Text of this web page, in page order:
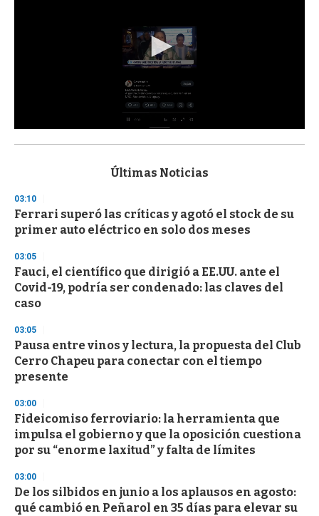
s
d
s
o
f
3
s
e
c
o
d
s
Últimas Noticias
03:10
Ferrari superó las críticas y agotó el stock de su
primer auto eléctrico en solo dos meses
03:05
Fauci, el científico que dirigió a EE.UU. ante el
Covid-19, podría ser condenado: las claves del
caso
03:05
Pausa entre vinos y lectura, la propuesta del Club
Cerro Chapeu para conectar con el tiempo
presente
03:00
Fideicomiso ferroviario: la herramienta que
impulsa el gobierno y que la oposición cuestiona
por su “enorme laxitud” y falta de límites
03:00
De los silbidos en junio a los aplausos en agosto:
qué cambió en Peñarol en 35 días para elevar su